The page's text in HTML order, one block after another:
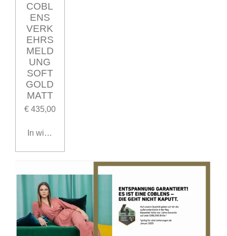
COBL
ENS
VERK
EHRS
MELD
UNG
SOFT
GOLD
MATT
€ 435,00
In winkelwagen